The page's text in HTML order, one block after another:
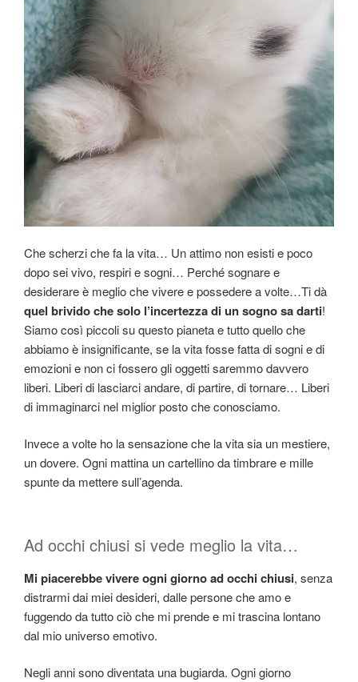
Che scherzi che fa la vita… Un attimo non esisti e poco
dopo sei vivo, respiri e sogni… Perché sognare e
desiderare è meglio che vivere e possedere a volte…Ti dà
quel brivido che solo l’incertezza di un sogno sa darti!
Siamo così piccoli su questo pianeta e tutto quello che
abbiamo è insignificante, se la vita fosse fatta di sogni e di
emozioni e non ci fossero gli oggetti saremmo davvero
liberi. Liberi di lasciarci andare, di partire, di tornare… Liberi
di immaginarci nel miglior posto che conosciamo.
Invece a volte ho la sensazione che la vita sia un mestiere,
un dovere. Ogni mattina un cartellino da timbrare e mille
spunte da mettere sull’agenda.
Ad occhi chiusi si vede meglio la vita…
Mi piacerebbe vivere ogni giorno ad occhi chiusi, senza
distrarmi dai miei desideri, dalle persone che amo e
fuggendo da tutto ciò che mi prende e mi trascina lontano
dal mio universo emotivo.
Negli anni sono diventata una bugiarda. Ogni giorno